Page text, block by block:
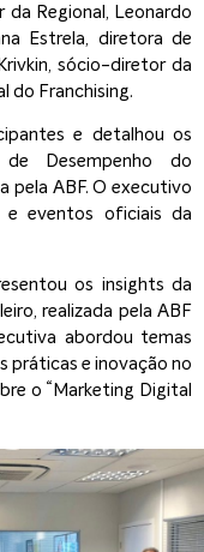
Regional, Leonardo
Estrela, diretora de
sócio-diretor da
do Franchising.
e detalhou os
Desempenho do
pela ABF. O executivo
e eventos oficiais da
os insights da
realizada pela ABF
abordou temas
práticas e inovação no
o “Marketing Digital